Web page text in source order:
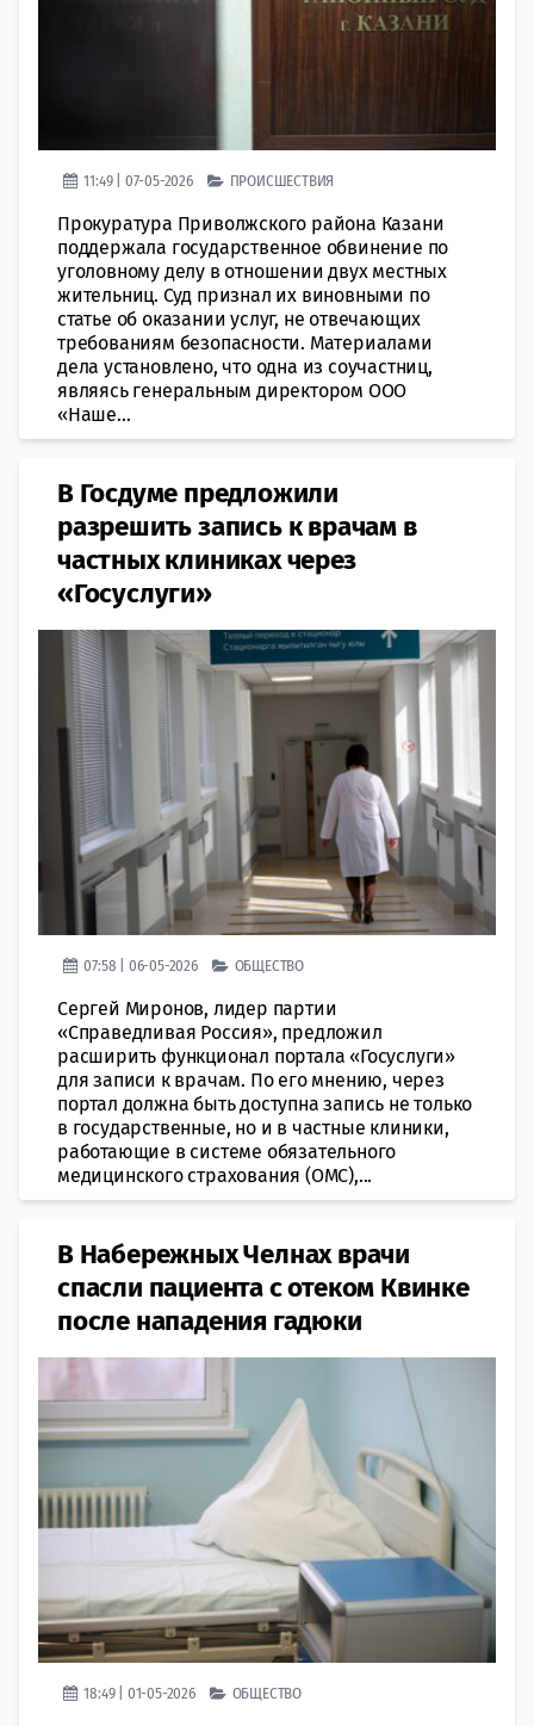
11:49 | 07-05-2026 ПРОИСШЕСТВИЯ
Прокуратура Приволжского района Казани
поддержала государственное обвинение по
уголовному делу в отношении двух местных
жительниц. Суд признал их виновными по
статье об оказании услуг, не отвечающих
требованиям безопасности. Материалами
дела установлено, что одна из соучастниц,
являясь генеральным директором ООО
«Наше...
В Госдуме предложили
разрешить запись к врачам в
частных клиниках через
«Госуслуги»
07:58 | 06-05-2026 ОБЩЕСТВО
Сергей Миронов, лидер партии
«Справедливая Россия», предложил
расширить функционал портала «Госуслуги»
для записи к врачам. По его мнению, через
портал должна быть доступна запись не только
в государственные, но и в частные клиники,
работающие в системе обязательного
медицинского страхования (ОМС),...
В Набережных Челнах врачи
спасли пациента с отеком Квинке
после нападения гадюки
18:49 | 01-05-2026 ОБЩЕСТВО